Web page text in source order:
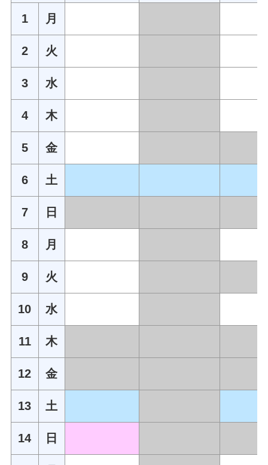
1 月
2 火
3 水
4 木
5 金
6 土
7 日
8 月
9 火
10 水
11 木
12 金
13 土
14 日